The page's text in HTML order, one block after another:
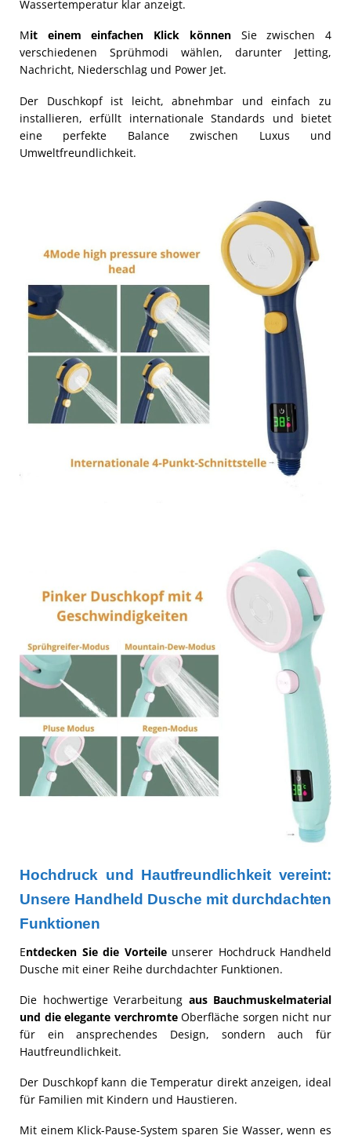
Wassertemperatur klar anzeigt.
Mit einem einfachen Klick könnenSie zwischen 4
verschiedenen Sprühmodi wählen, darunter Jetting,
Nachricht, Niederschlag und Power Jet.
Der Duschkopf ist leicht, abnehmbar und einfach zu
installieren, erfüllt internationale Standards und bietet
eine perfekte Balance zwischen Luxus und
Umweltfreundlichkeit.
Hochdruck und Hautfreundlichkeit vereint:
Unsere Handheld Dusche mit durchdachten
Funktionen
Entdecken Sie die Vorteileunserer Hochdruck Handheld
Dusche mit einer Reihe durchdachter Funktionen.
Die hochwertige Verarbeitung aus Bauchmuskelmaterial
und die elegante verchromteOberfläche sorgen nicht nur
für ein ansprechendes Design, sondern auch für
Hautfreundlichkeit.
Der Duschkopf kann die Temperatur direkt anzeigen, ideal
für Familien mit Kindern und Haustieren.
Mit einem Klick-Pause-System sparen Sie Wasser, wenn es